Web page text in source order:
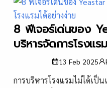
8 ฟีเจอร์เด่นของ
บริหารจัดการโรงแ
13 Feb 2025
การบริหารโรงแรมไม่ได้เป็